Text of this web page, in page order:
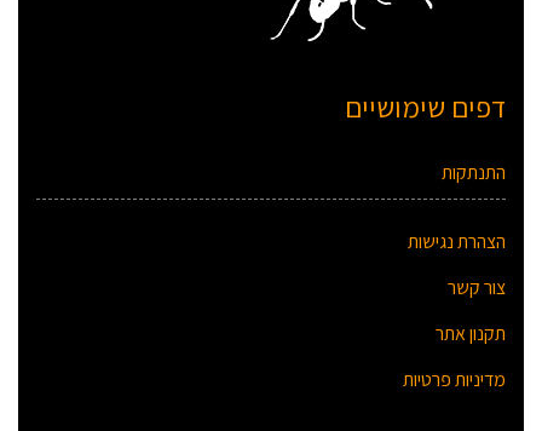
דפים שימושיים
התנתקות
הצהרת נגישות
צור קשר
תקנון אתר
מדיניות פרטיות